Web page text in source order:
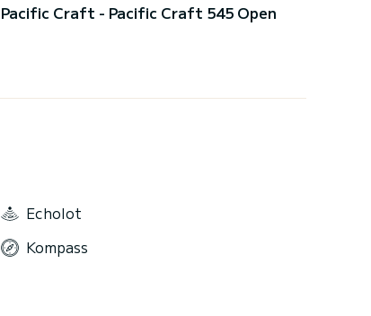
Pacific Craft - Pacific Craft 545 Open
Echolot
Kompass